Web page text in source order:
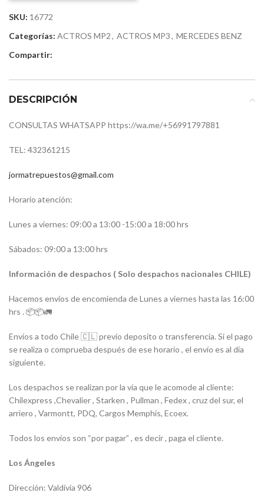
SKU: 16772
Categorías: ACTROS MP2, ACTROS MP3, MERCEDES BENZ
Compartir:
DESCRIPCIÓN
CONSULTAS WHATSAPP https://wa.me/+56991797881
TEL: 432361215
jormatrepuestos@gmail.com
Horario atención:
Lunes a viernes: 09:00 a 13:00 -15:00 a 18:00 hrs
Sábados: 09:00 a 13:00 hrs
Información de despachos ( Solo despachos nacionales CHILE)
Hacemos envíos de encomienda de Lunes a viernes hasta las 16:00
hrs . 📦📦🚛
Envíos a todo Chile 🇨🇱 previo deposito o transferencia. Si el pago
se realiza o comprueba después de ese horario , el envío es al día
siguiente.
Los despachos se realizan por la vía que le acomode al cliente:
Chilexpress ,Chevalier , Starken , Pullman , Fedex , cruz del sur, el
arriero , Varmontt, PDQ, Cargos Memphis, Ecoex.
Todos los envíos son “por pagar” , es decir , paga el cliente.
Los Ángeles
Dirección: Valdivia 906